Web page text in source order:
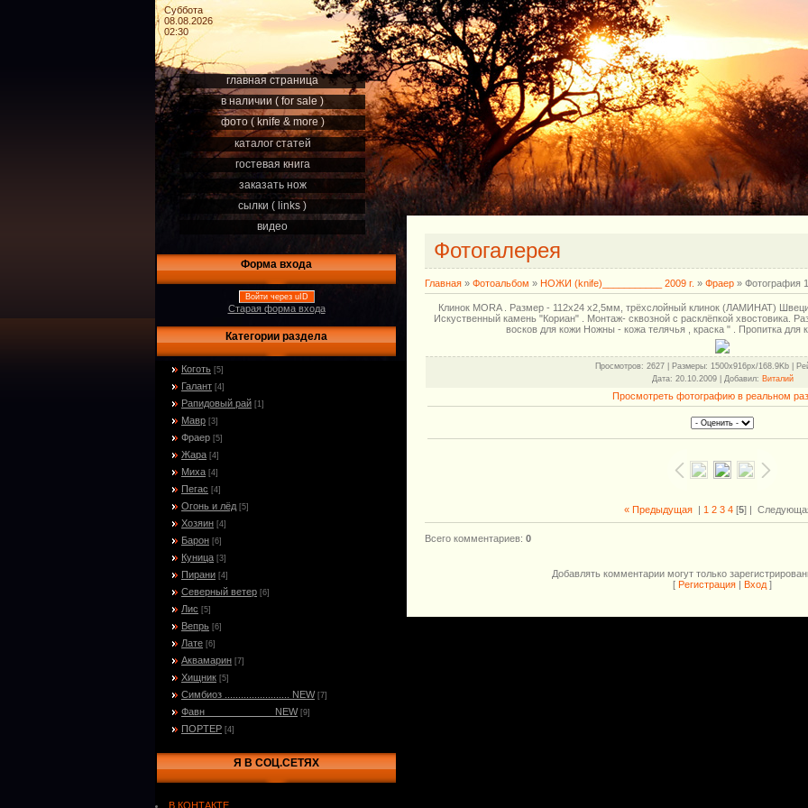
Суббота
08.08.2026
02:30
главная страница
в наличии ( for sale )
фото ( knife & more )
каталог статей
гостевая книга
заказать нож
сылки ( links )
видео
Форма входа
Войти через uID
Старая форма входа
Категории раздела
Коготь [5]
Галант [4]
Рапидовый рай [1]
Мавр [3]
Фраер [5]
Жара [4]
Миха [4]
Пегас [4]
Огонь и лёд [5]
Хозяин [4]
Барон [6]
Куница [3]
Пирани [4]
Северный ветер [6]
Лис [5]
Вепрь [6]
Лате [6]
Аквамарин [7]
Хищник [5]
Симбиоз ........................ NEW [7]
Фавн_____________NEW [9]
ПОРТЕР [4]
Я В СОЦ.СЕТЯХ
В КОНТАКТЕ
Фотогалерея
Главная » Фотоальбом » НОЖИ (knife)___________ 2009 г. » Фраер » Фотография 1
Клинок MORA . Размер - 112х24 х2,5мм, трёхслойный клинок (ЛАМИНАТ)
Искуственный камень "Кориан" . Монтаж- сквозной с расклёпкой хвостовика.
восков для кожи Ножны - кожа телячья , краска " . Пропитка для
Просмотров: 2627 | Размеры: 1500x916px/168.9Kb |
Дата: 20.10.2009 | Добавил: Виталий
Просмотреть фотографию в реальном
« Предыдущая | 1 2 3 4 [5] |
Всего комментариев: 0
Добавлять комментарии могут только
[ Регистрация Вход ]